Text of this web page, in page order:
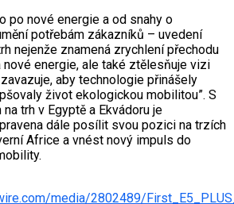
po nové energie a od snahy o
potřebám zákazníků – uvedení
nejenže znamená zrychlení přechodu
energie, ale také ztělesňuje vizi
aby technologie přinášely
život ekologickou mobilitou”. S
trh v Egyptě a Ekvádoru je
dále posílit svou pozici na trzích
Africe a vnést nový impuls do
media/2802489/